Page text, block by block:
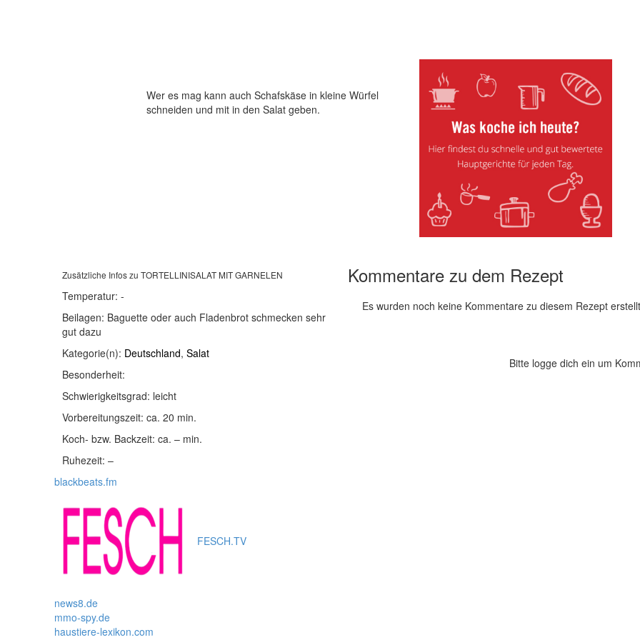
Wer es mag kann auch Schafskäse in kleine Würfel
schneiden und mit in den Salat geben.
Zusätzliche Infos zu TORTELLINISALAT MIT GARNELEN
Temperatur: -
Beilagen: Baguette oder auch Fladenbrot schmecken sehr
gut dazu
Kategorie(n): Deutschland, Salat
Besonderheit:
Schwierigkeitsgrad: leicht
Vorbereitungszeit: ca. 20 min.
Koch- bzw. Backzeit: ca. – min.
Ruhezeit: –
Kommentare zu dem Rezept
Es wurden noch keine Kommentare zu diesem Rezept
Bitte logge dich ein um
blackbeats.fm
FESCH.TV
news8.de
mmo-spy.de
haustiere-lexikon.com